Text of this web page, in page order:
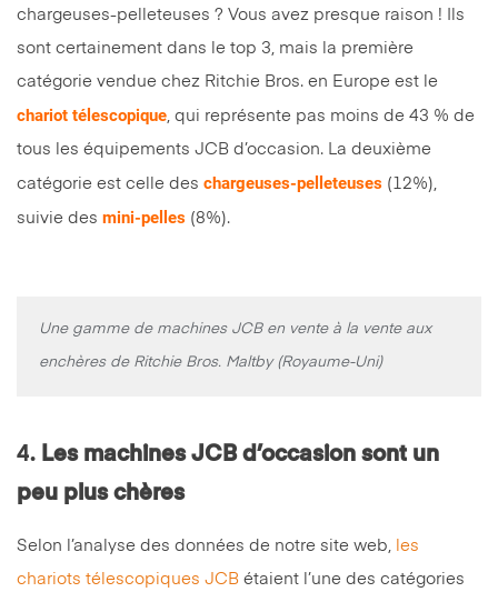
chargeuses-pelleteuses ? Vous avez presque raison ! Ils
sont certainement dans le top 3, mais la première
catégorie vendue chez Ritchie Bros. en Europe est le
chariot télescopique, qui représente pas moins de 43 % de
tous les équipements JCB d’occasion. La deuxième
catégorie est celle des chargeuses-pelleteuses (12%),
suivie des mini-pelles (8%).
Une gamme de machines JCB en vente à la vente aux
enchères de Ritchie Bros. Maltby (Royaume-Uni)
4. Les machines JCB d’occasion sont un
peu plus chères
Selon l’analyse des données de notre site web, les
chariots télescopiques JCB étaient l’une des catégories